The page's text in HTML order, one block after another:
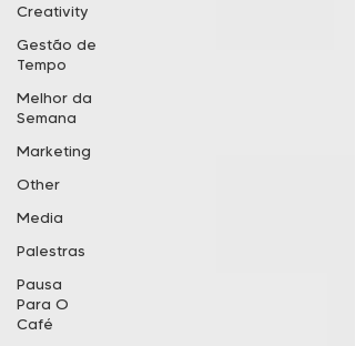
Creativity
Gestão de
Tempo
Melhor da
Semana
Marketing
Other
Media
Palestras
Pausa
Para O
Café